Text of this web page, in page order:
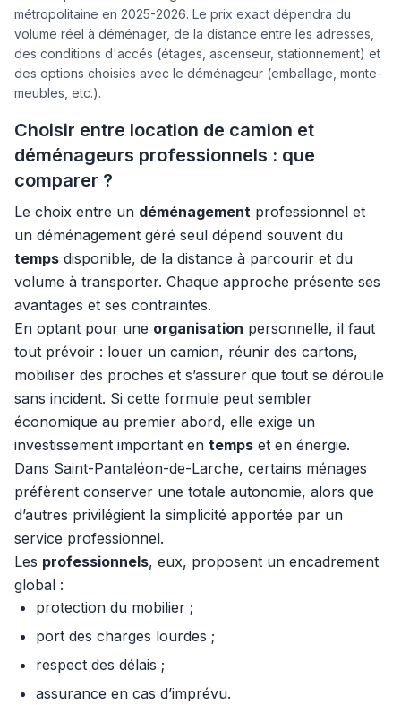
métropolitaine en 2025-2026. Le prix exact dépendra du
volume réel à déménager, de la distance entre les adresses,
des conditions d'accés (étages, ascenseur, stationnement) et
des options choisies avec le déménageur (emballage, monte-
meubles, etc.).
Choisir entre location de camion et
déménageurs professionnels : que
comparer ?
Le choix entre un déménagement professionnel et
un déménagement géré seul dépend souvent du
temps disponible, de la distance à parcourir et du
volume à transporter. Chaque approche présente ses
avantages et ses contraintes.
En optant pour une organisation personnelle, il faut
tout prévoir : louer un camion, réunir des cartons,
mobiliser des proches et s’assurer que tout se déroule
sans incident. Si cette formule peut sembler
économique au premier abord, elle exige un
investissement important en temps et en énergie.
Dans Saint-Pantaléon-de-Larche, certains ménages
préfèrent conserver une totale autonomie, alors que
d’autres privilégient la simplicité apportée par un
service professionnel.
Les professionnels, eux, proposent un encadrement
global :
protection du mobilier ;
port des charges lourdes ;
respect des délais ;
assurance en cas d’imprévu.